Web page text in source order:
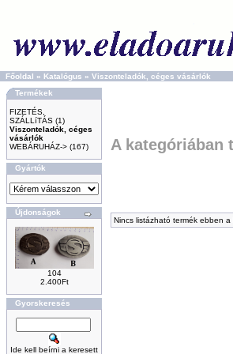
Főoldal » Katalógus » Viszonteladók, céges vásárlók
Termékek
FIZETÉS,
SZÁLLíTÁS (1)
Viszonteladók, céges
vásárlók
WEBÁRUHÁZ-> (167)
Gyártók
Újdonságok
104
2.400Ft
Gyorskeresés
Ide kell beírni a keresett
A kategóriában
Nincs listázható termék ebben a